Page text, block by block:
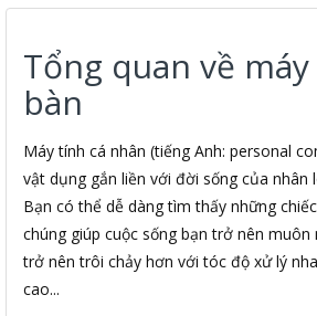
Tổng quan về
bàn
Máy tính cá nhân (tiếng Anh: personal
vật dụng gắn liền với đời sống của nhân
Bạn có thể dễ dàng tìm thấy những
chúng giúp cuộc sống bạn trở nên
trở nên trôi chảy hơn với tóc độ xử lý
cao...